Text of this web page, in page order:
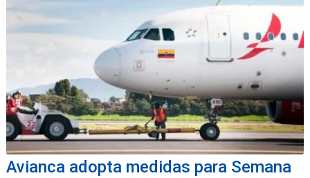
Avianca adopta medidas para Semana